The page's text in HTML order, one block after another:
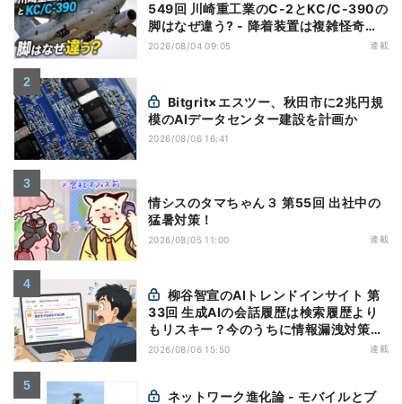
549回 川崎重工業のC-2とKC/C-390の
脚はなぜ違う? - 降着装置は複雑怪奇
(5)|軍用輸送機(10)
2026/08/04 09:05 連載
模のAIデータセンター建設を計画か
2026/08/06 16:41
情シスのタマちゃん３ 第55回 出社中の
猛暑対策！
2026/08/05 11:00 連載
33回 生成AIの会話履歴は検索履歴より
もリスキー？今のうちに情報漏洩対策を
万全にしておこう
2026/08/06 15:50 連載